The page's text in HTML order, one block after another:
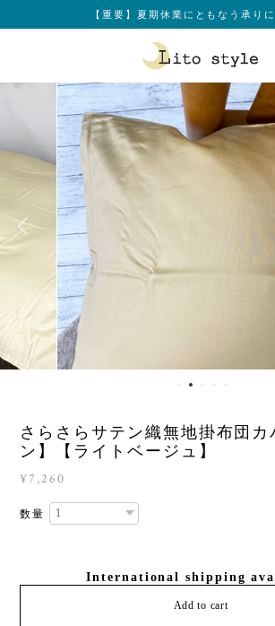
【重要】夏期休業にともなう承り
さらさらサテン織無地掛布団カ
ン】【ライトベージュ】
¥7,260
数量
International shipping
Add to cart